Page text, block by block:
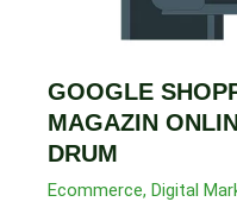
GOOGLE
MAGAZIN
DRUM
Ecommerce, Digital